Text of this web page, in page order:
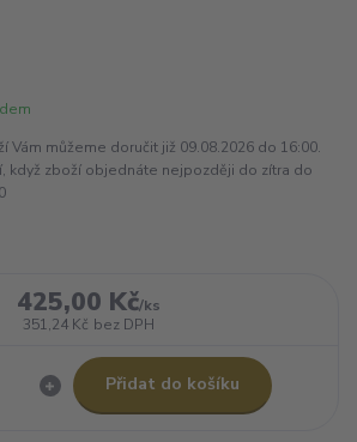
Vám můžeme doručit již 09.08.2026 do 16:00.
když zboží objednáte nejpozději do zítra do
425,00 Kč/ks
351,24 Kč bez DPH
Přidat do košíku